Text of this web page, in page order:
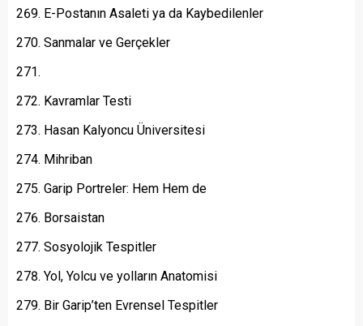
E-Postanın Asaleti ya da Kaybedilenler
Sanmalar ve Gerçekler
Kavramlar Testi
Hasan Kalyoncu Üniversitesi
Mihriban
Garip Portreler: Hem Hem de
Borsaistan
Sosyolojik Tespitler
Yol, Yolcu ve yolların Anatomisi
Bir Garip’ten Evrensel Tespitler